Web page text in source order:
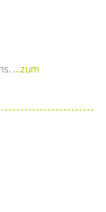
...zum